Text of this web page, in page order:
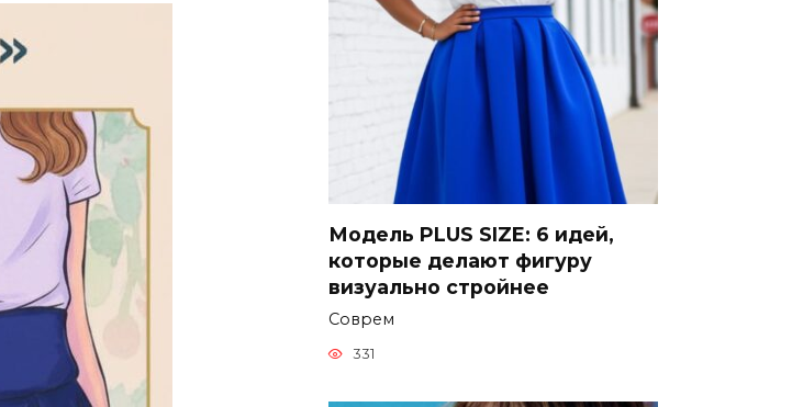
Модель PLUS SIZE: 6 идей,
которые делают фигуру
визуально стройнее
Соврем
331